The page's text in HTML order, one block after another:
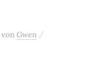
von Gwen /